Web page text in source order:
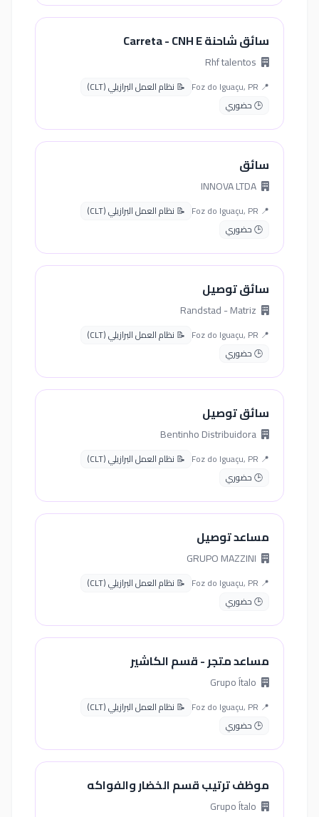
سائق شاحنة Carreta - CNH E
📍 Foz do Iguaçu, PR
📝 نظام العمل البرازيلي (CLT)
🕒 حضوري
سائق
📍 Foz do Iguaçu, PR
📝 نظام العمل البرازيلي (CLT)
🕒 حضوري
سائق توصيل
📍 Foz do Iguaçu, PR
📝 نظام العمل البرازيلي (CLT)
🕒 حضوري
سائق توصيل
📍 Foz do Iguaçu, PR
📝 نظام العمل البرازيلي (CLT)
🕒 حضوري
مساعد توصيل
📍 Foz do Iguaçu, PR
📝 نظام العمل البرازيلي (CLT)
🕒 حضوري
مساعد متجر - قسم الكاشير
📍 Foz do Iguaçu, PR
📝 نظام العمل البرازيلي (CLT)
🕒 حضوري
موظف ترتيب قسم الخضار والفواكه